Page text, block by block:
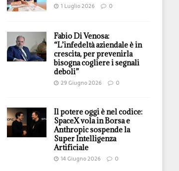
1 Luglio 2026 0
Fabio Di Venosa:
“L’infedeltà aziendale è in
crescita, per prevenirla
bisogna cogliere i segnali
deboli”
29 Giugno 2026 0
Il potere oggi è nel codice:
SpaceX vola in Borsa e
Anthropic sospende la
Super Intelligenza
Artificiale
14 Giugno 2026 0